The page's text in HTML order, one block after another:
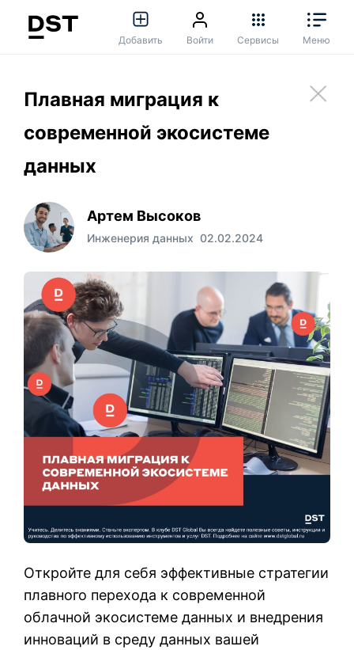
Добавить Войти Сервисы Меню
Плавная миграция к
современной экосистеме
данных
Артем Высоков
Инженерия данных 02.02.2024
Откройте для себя эффективные стратегии
плавного перехода к современной
облачной экосистеме данных и внедрения
инноваций в среду данных вашей